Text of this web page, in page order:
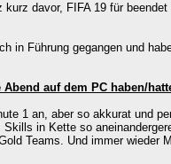
kurz davor, FIFA 19 für
in Führung gegangen und
auf dem PC haben/
1 an, aber so akkurat und
Skills in Kette so
Teams. Und immer wieder